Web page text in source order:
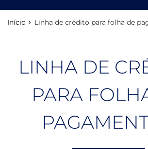
Início Linha de crédito para folha de
LINHA DE
PARA